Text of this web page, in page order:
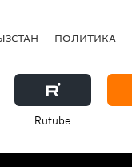
ПОЛИТИКА
Rutube